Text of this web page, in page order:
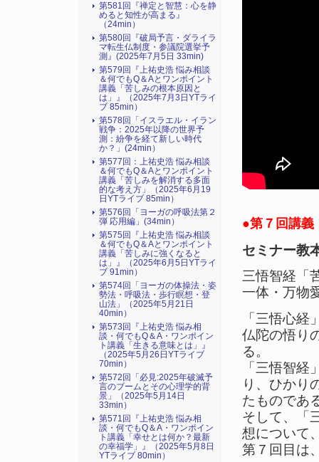
●第７回講義
セミナー教
三悟智経「
一体・万物
「三悟心
仏陀の悟り
る。
「三悟智
り、ひかり
たものであ
そして、「
想について
第７回目は
第581回『禅定と智慧：心を静
めると知性が高まる』
（24min）
第580回『破局予言・ダライラ
マ転生仏制度・参議院選挙予
測』(2025年7月5日 33min)
第579回『上祐史浩 悩み相談
＆何でもQ＆Aとワンポイント
講義「苦しみの根本原因と
は」』（2025年7月3日YTライ
ブ 85min）
第578回「イスラエル・イラン
戦争：2025年以降の世界予
測：紛争を経て新しい時代
か？」(24min）
第577回：上祐史浩 悩み相談
＆何でもQ＆Aとワンポイント
講義「苦しみを解消する多面
的な考え方」（2025年6月19
日YTライブ 85min）
第576回「ヨーガの呼吸法第２
弾 応用編」(34min）
第575回『上祐史浩 悩み相談
＆何でもQ＆Aとワンポイント
講義「苦しみに強くなると
は」』（2025年6月5日YTライ
ブ 91min）
第574回「ヨーガの体操法・姿
勢法・呼吸法・歩行瞑想・登
山法」（2025年5月21日
40min）
第573回『上祐史浩 悩み相
談・何でもQ＆A・ワンポイン
ト講義「生きる意味とは」』
（2025年5月26日YTライブ
70min）
第572回「必見:2025年破滅予
言のブームとその心理学的背
景」（2025年5月14日
33min）
第571回『上祐史浩 悩み相
談・何でもQ＆A・ワンポイン
ト講義「幸せとは何か？最新
の幸福学」』（2025年5月8日
YTライブ 80min）